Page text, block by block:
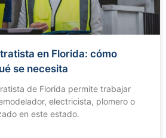
en Florida: cómo
se necesita
de Florida permite trabajar
electricista, plomero o
en este estado.